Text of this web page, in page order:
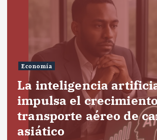
Economía
La inteligencia
impulsa el
transporte aéreo de
asiático